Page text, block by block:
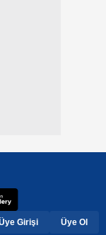
Girişi Üye Ol